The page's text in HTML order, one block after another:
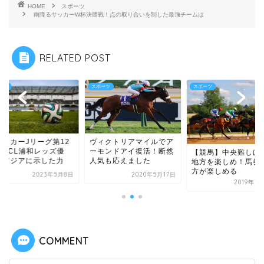
HOME
スポーツ
雨降るサッカーW杯決勝戦！点の取り合いを制した最強チームは
RELATED POST
ッカーJリーグ第12
ACL浦和レッズ優
アジアに示した力
2023年5月8日
スポーツ
ヴィクトリアマイルでア
ーモンドアイ復活！断然
人気も応えました
2020年5月17日
スポーツ
【競馬】中央難しけ
地方を楽しめ！馬券
方が楽しめる
2019年7
COMMENT